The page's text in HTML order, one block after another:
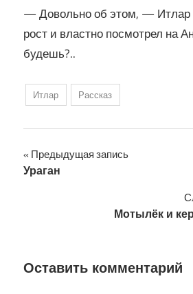
— Довольно об этом, — Итлар
рост и властно посмотрел на
будешь?..
Итлар Рассказ
Навигация
по
Предыдущая запись
Ураган
Мотылёк и
Оставить комментарий